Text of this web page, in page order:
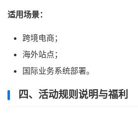
适用场景：
跨境电商；
海外站点；
国际业务系统部署。
四、活动规则说明与福利